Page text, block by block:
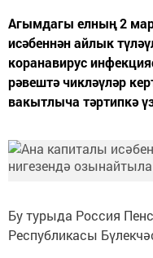
Агымдагы елның 2
исәбеннән айлык
коранавирус
рәвештә чикләүләр
вакытлыча тәртипкә
Бу турыда Россия
Республикасы